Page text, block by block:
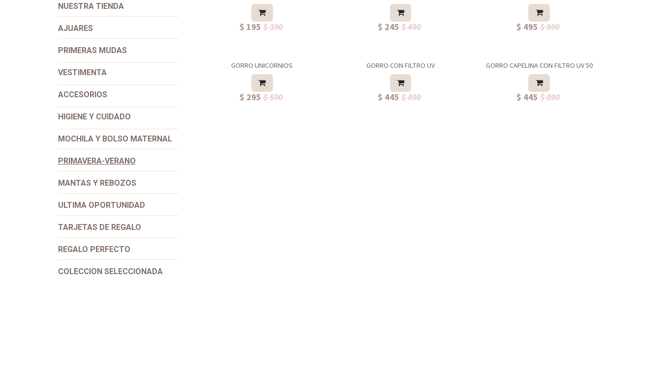
NUESTR​A ​TIENDA​
AJUARES
PRIMERAS MUDAS
VESTIMENTA
ACCESORIOS
HIGIENE Y CUIDADO
MOCHILA Y BOLSO MATERNAL
PRIMAVERA-VERANO
MANTAS Y REBOZOS
ULTIMA OPORTUNIDAD
TARJETAS DE REGALO
REGALO PERFECTO
COLECCION SELECCIONADA
$ 195 $ 390 $ 245 $ 490 $ 495 $ 990
GORRO UNICORNIOS
$ 295 $ 590
GORRO CON FILTRO UV
$ 445 $ 890
GORRO CAPELINA CON FILTRO UV 50
$ 445 $ 890